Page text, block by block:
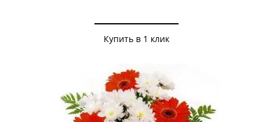
Купить в 1 клик